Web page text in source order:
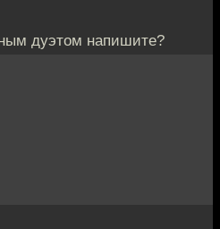
дуэтом напишите?